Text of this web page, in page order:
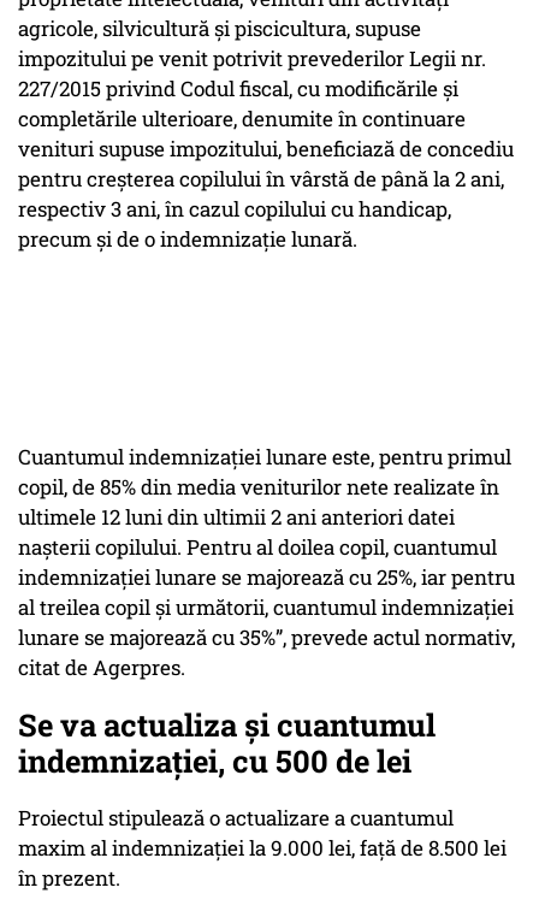
agricole, silvicultură și piscicultura, supuse
impozitului pe venit potrivit prevederilor Legii nr.
227/2015 privind Codul fiscal, cu modificările și
completările ulterioare, denumite în continuare
venituri supuse impozitului, beneficiază de concediu
pentru creșterea copilului în vârstă de până la 2 ani,
respectiv 3 ani, în cazul copilului cu handicap,
precum și de o indemnizație lunară.
Cuantumul indemnizației lunare este, pentru primul
copil, de 85% din media veniturilor nete realizate în
ultimele 12 luni din ultimii 2 ani anteriori datei
nașterii copilului. Pentru al doilea copil, cuantumul
indemnizației lunare se majorează cu 25%, iar pentru
al treilea copil și următorii, cuantumul indemnizației
lunare se majorează cu 35%”, prevede actul normativ,
citat de Agerpres.
Se va actualiza și cuantumul
indemnizației, cu 500 de lei
Proiectul stipulează o actualizare a cuantumul
maxim al indemnizației la 9.000 lei, față de 8.500 lei
în prezent.